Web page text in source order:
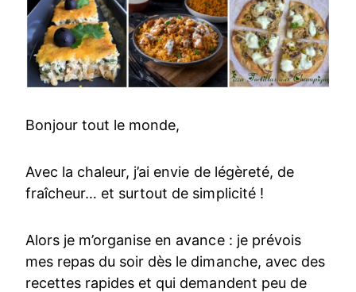
Bonjour tout le monde,
Avec la chaleur, j’ai envie de légèreté, de
fraîcheur… et surtout de simplicité !
Alors je m’organise en avance : je prévois
mes repas du soir dès le dimanche, avec des
recettes rapides et qui demandent peu de